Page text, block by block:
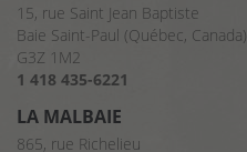
15, rue Saint Jean Baptiste
Baie Saint-Paul (Québec, Canada)
G3Z 1M2
1 418 435-6221
LA MALBAIE
865, rue Richelieu